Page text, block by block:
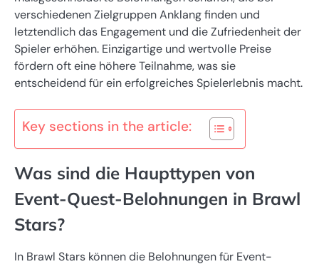
verschiedenen Zielgruppen Anklang finden und
letztendlich das Engagement und die Zufriedenheit der
Spieler erhöhen. Einzigartige und wertvolle Preise
fördern oft eine höhere Teilnahme, was sie
entscheidend für ein erfolgreiches Spielerlebnis macht.
Key sections in the article:
Was sind die Haupttypen von
Event-Quest-Belohnungen in Brawl
Stars?
In Brawl Stars können die Belohnungen für Event-